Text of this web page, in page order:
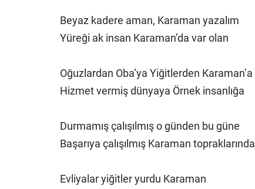
Beyaz kadere aman, Karaman yazalım
Yüreği ak insan Karaman’da var olan
Oğuzlardan Oba’ya Yiğitlerden Karaman’a
Hizmet vermiş dünyaya Örnek insanlığa
Durmamış çalışılmış o günden bu güne
Başarıya çalışılmış Karaman topraklarında
Evliyalar yiğitler yurdu Karaman